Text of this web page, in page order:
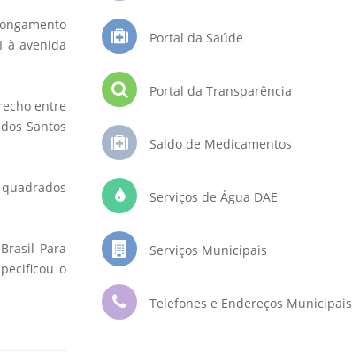
à avenida
entre
Santos
Para
o
Portal da Saúde
Portal da Transparência
Saldo de Medicamentos
Serviços de Água DAE
Serviços Municipais
Telefones e Endereços Municipais